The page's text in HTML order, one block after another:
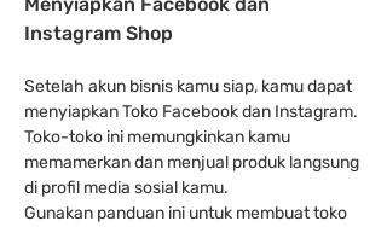
Menyiapkan Facebook dan
Instagram Shop
Setelah akun bisnis kamu siap, kamu dapat
menyiapkan Toko Facebook dan Instagram.
Toko-toko ini memungkinkan kamu
memamerkan dan menjual produk langsung
di profil media sosial kamu.
Gunakan panduan ini untuk membuat toko